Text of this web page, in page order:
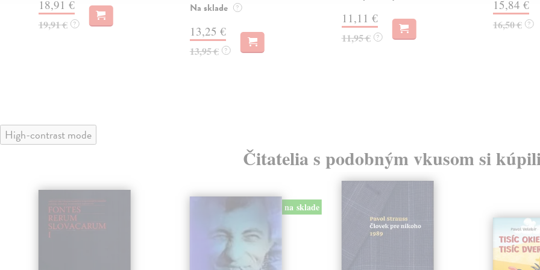
18,91 €
19,91 € ?
Na sklade ?
13,25 €
13,95 € ?
11,11 €
11,95 € ?
15,84 €
16,50 € ?
High-contrast mode
Čitatelia s podobným vkusom si
na sklade